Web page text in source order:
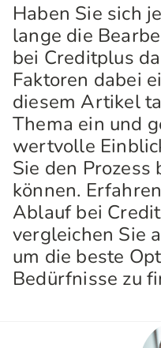
Haben Sie sich
lange die
bei Creditplus
Faktoren dabei
diesem Artikel
Thema ein und
wertvolle
Sie den Prozess
können.
Ablauf bei
vergleichen Sie
um die beste
Bedürfnisse zu